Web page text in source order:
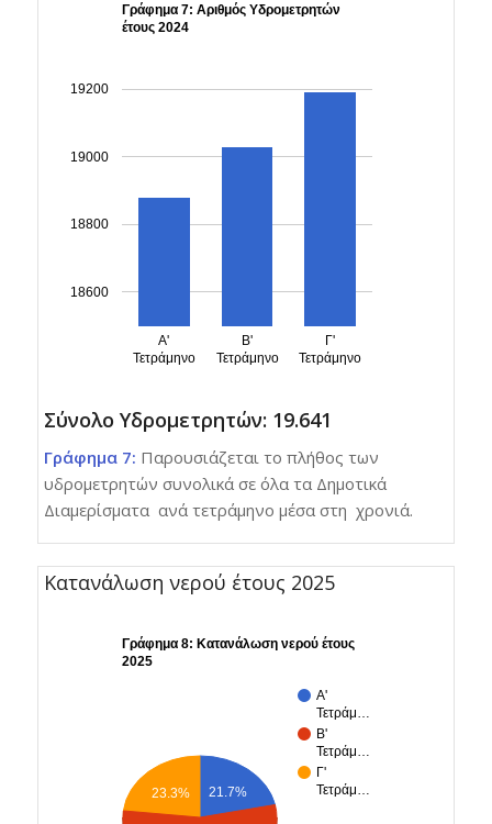
Γράφημα 7: Αριθμός Υδρομετρητών
έτους 2024
Α'
Τετράμηνο
Β'
Τετράμηνο
Γ'
Τετράμηνο
18600
18800
19000
19200
Σύνολο Υδρομετρητών: 19.641
Γράφημα 7: Παρουσιάζεται το πλήθος των
υδρομετρητών συνολικά σε όλα τα Δημοτικά
Διαμερίσματα ανά τετράμηνο μέσα στη χρονιά.
Κατανάλωση νερού έτους 2025
Γράφημα 8: Κατανάλωση νερού έτους
2025
Α'
Τετράμ…
Β'
Τετράμ…
Γ'
Τετράμ…
21.7%
23.3%